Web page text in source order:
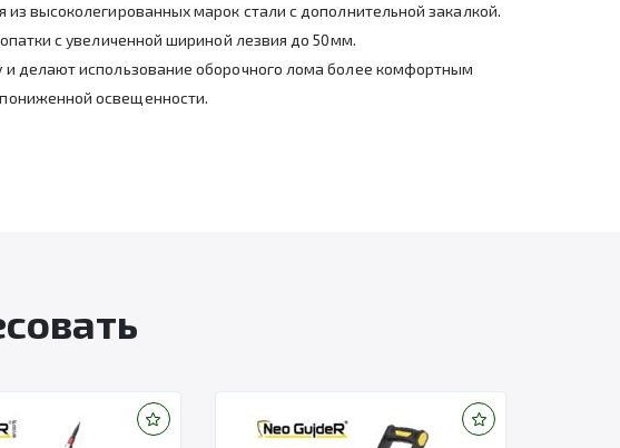
высоколегированных марок стали с дополнительной закалкой.
с увеличенной шириной лезвия до 50мм.
и делают использование оборочного лома более комфортным
освещенности.